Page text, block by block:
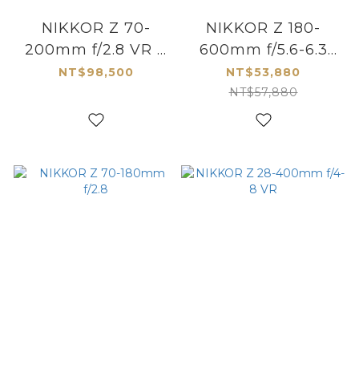
NIKKOR Z 70-
200mm f/2.8 VR S
II
NT$98,500
NIKKOR Z 180-
600mm f/5.6-6.3
VR
NT$53,880
NT$57,880